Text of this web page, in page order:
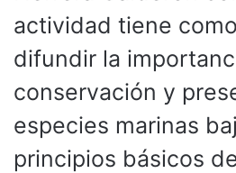
actividad tiene
difundir la
conservación y
especies marinas
principios básicos